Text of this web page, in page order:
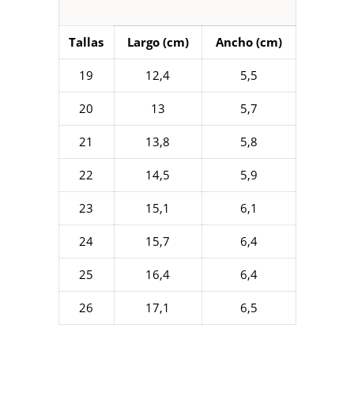
Tallas Largo (cm) Ancho (cm)
19 12,4 5,5
20 13 5,7
21 13,8 5,8
22 14,5 5,9
23 15,1 6,1
24 15,7 6,4
25 16,4 6,4
26 17,1 6,5